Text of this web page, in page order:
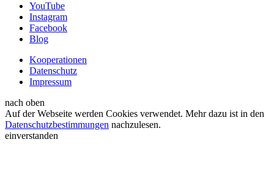
YouTube
Instagram
Facebook
Blog
Kooperationen
Datenschutz
Impressum
nach oben
Auf der Webseite werden Cookies verwendet. Mehr dazu ist in den
Datenschutzbestimmungen nachzulesen.
einverstanden